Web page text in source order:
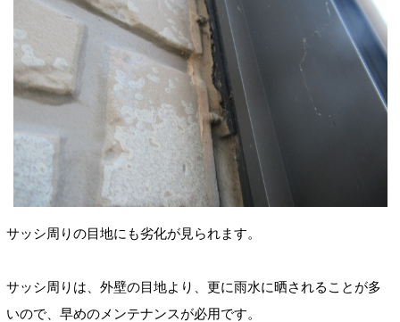
サッシ周りの目地にも劣化が見られます。
サッシ周りは、外壁の目地より、更に雨水に晒されることが多
いので、早めのメンテナンスが必用です。